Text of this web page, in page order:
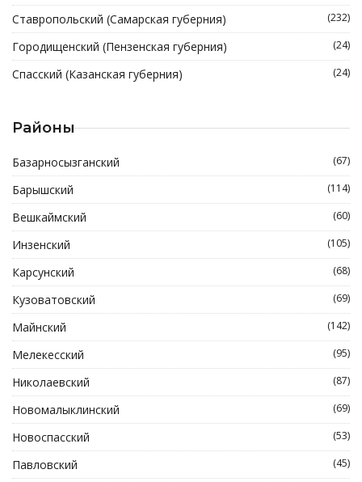
Ставропольский (Самарская губерния) (232)
Городищенский (Пензенская губерния) (24)
Спасский (Казанская губерния) (24)
Районы
Базарносызганский (67)
Барышский (114)
Вешкаймский (60)
Инзенский (105)
Карсунский (68)
Кузоватовский (69)
Майнский (142)
Мелекесский (95)
Николаевский (87)
Новомалыклинский (69)
Новоспасский (53)
Павловский (45)